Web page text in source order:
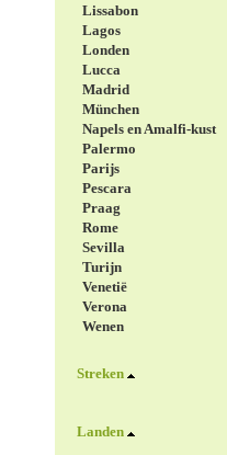
Lissabon
Lagos
Londen
Lucca
Madrid
München
Napels en Amalfi-kust
Palermo
Parijs
Pescara
Praag
Rome
Sevilla
Turijn
Venetië
Verona
Wenen
Streken
Landen